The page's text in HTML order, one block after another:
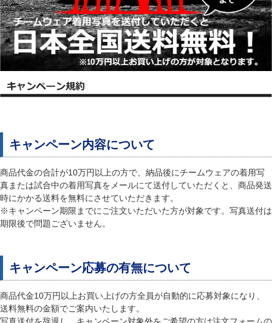
キャンペーン内容について
商品代金の合計が10万円以上の方で、納品後にチームウェアの着用写
真または試合中の着用写真をメールにて送付していただくと、商品発送
時にかかる送料を無料にさせていただきます。
※キャンペーン期限までにご注文いただいた方が対象です。写真送付は
期限後で問題ございません。
キャンペーン応募の有無について
商品代金10万円以上お買い上げの方全員が自動的に応募対象になり、
送料無料の金額でご案内いたします。